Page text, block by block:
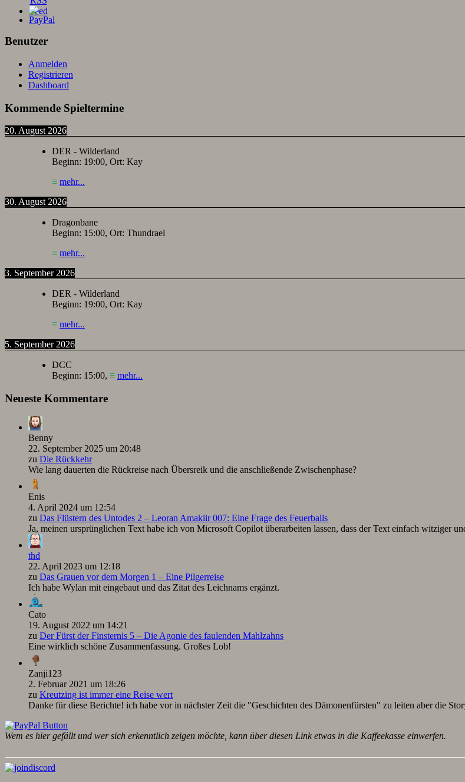
Benutzer
Anmelden
Registrieren
Dashboard
Kommende Spieltermine
20. August 2026
DER - Wilderland
Beginn: 19:00, Ort: Kay
≡ mehr...
30. August 2026
Dragonbane
Beginn: 15:00, Ort: Thundrael
≡ mehr...
3. September 2026
DER - Wilderland
Beginn: 19:00, Ort: Kay
≡ mehr...
5. September 2026
DCC
Beginn: 15:00, ≡ mehr...
Neueste Kommentare
Benny
22. September 2025 um 20:48
zu Die Rückkehr
Wie lang dauerten die Rückreise nach Übersreik und die anschließende Zwischenphase?
Enis
4. April 2024 um 12:54
zu Das Flüstern des Untodes 2 – Leoran Amakiir 007: Eine Frage des Feuerballs
Ja, meinen ursprünglichen Text habe ich von Microsoft Copilot überarbeiten lassen, dass der Text einfach witziger
thd
22. April 2023 um 12:18
zu Das Grauen vor dem Morgen 1 – Eine Pilgerreise
Ich habe Wylan mit eingebaut und das Zitat des Leichnams ergänzt.
Cato
19. August 2022 um 14:21
zu Der Fürst der Finsternis 5 – Die Agonie des faulenden Mahlzahns
Eine wirklich schöne Zusammenfassung. Großes Lob!
Zanji123
2. Februar 2021 um 18:26
zu Kreutzing ist immer eine Reise wert
Danke für diese Berichte! ich habe vor in nächster Zeit die "Geschichten des Dämonenfürsten" zu leiten aber die
Wem es hier gefällt und wer sich erkenntlich zeigen möchte, kann über diesen Link etwas in die Kaffeekasse einwerfen.